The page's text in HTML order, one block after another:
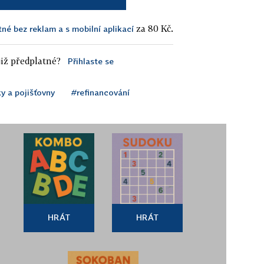
bez reklam a s mobilní aplikací za 80 Kč.
předplatné? Přihlaste se
a pojišťovny #refinancování
HRÁT HRÁT